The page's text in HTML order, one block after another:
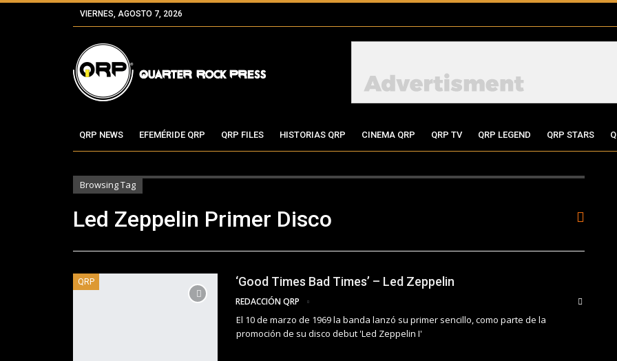
VIERNES, AGOSTO 7, 2026
QRP NEWS EFEMÉRIDE QRP QRP FILES HISTORIAS QRP CINEMA QRP QRP TV QRP LEGEND QRP STARS
Browsing Tag
Led Zeppelin Primer Disco
QRP ‘Good Times Bad Times’ – Led Zeppelin
REDACCIÓN QRP
El 10 de marzo de 1969 la banda lanzó su primer sencillo, como parte de la
promoción de su disco debut 'Led Zeppelin I'